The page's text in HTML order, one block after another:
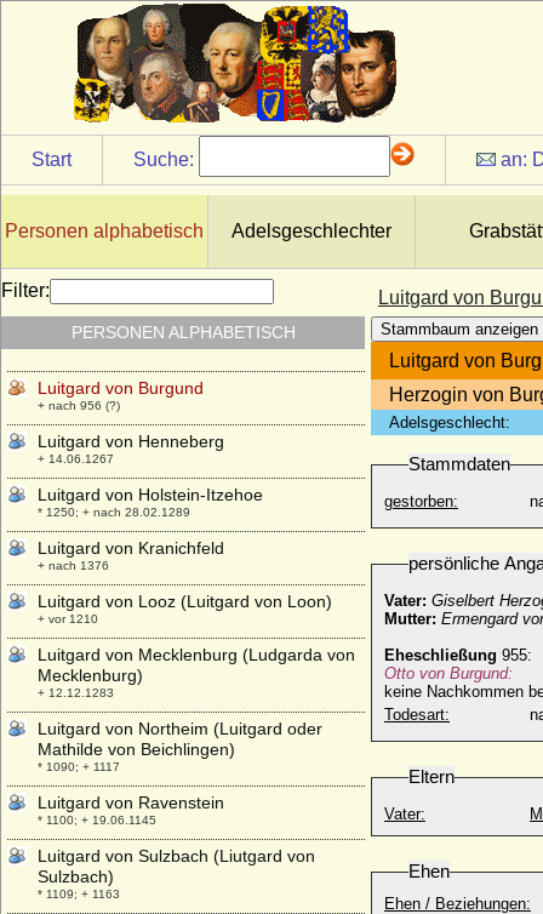
Start Suche: an:
Personen alphabetisch Adelsgeschlechter
Luitgard von
Stammbaum anzeigen
Luitgard von
Herzogin von
Adelsgeschlecht:
Stammdaten
gestorben:
persönliche
Vater: Giselbert
Mutter: Ermengard
Eheschließung 955:
Otto von Burgund:
keine Nachkommen
Todesart:
Eltern
Vater:
Ehen
Ehen / Beziehungen:
Filter:
PERSONEN ALPHABETISCH
Luise zu Hohenlohe-Ingelfingen
* 25.03.1835; + 15.07.1913
Luise zu Hohenlohe-Langenburg
* 22.08.1799; + 17.01.1881
Luise zu Stolberg-Gedern
* 21.09.1752; + 29.01.1824
Luise zu Stolberg-Gedern
Luise zu Stolberg-Stolberg
* 13.01.1799; + 15.08.1875
Luise zu Stolberg-Wernigerode
* 30.09.1747; + 03.02.1784
Luitgard von Burgau
* 1260; + 1295
Luitgard von Burgund
+ nach 956 (?)
Luitgard von Henneberg
+ 14.06.1267
Luitgard von Holstein-Itzehoe
* 1250; + nach 28.02.1289
Luitgard von Kranichfeld
+ nach 1376
Luitgard von Looz (Luitgard von Loon)
+ vor 1210
Luitgard von Mecklenburg (Ludgarda von
Mecklenburg)
+ 12.12.1283
Luitgard von Northeim (Luitgard oder
Mathilde von Beichlingen)
* 1090; + 1117
Luitgard von Ravenstein
* 1100; + 19.06.1145
Luitgard von Sulzbach (Liutgard von
Sulzbach)
* 1109; + 1163